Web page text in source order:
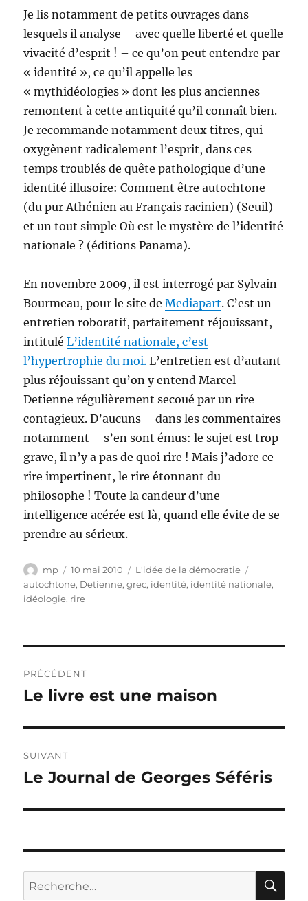
Je lis notamment de petits ouvrages dans
lesquels il analyse – avec quelle liberté et quelle
vivacité d’esprit ! – ce qu’on peut entendre par
« identité », ce qu’il appelle les
« mythidéologies » dont les plus anciennes
remontent à cette antiquité qu’il connaît bien.
Je recommande notamment deux titres, qui
oxygènent radicalement l’esprit, dans ces
temps troublés de quête pathologique d’une
identité illusoire: Comment être autochtone
(du pur Athénien au Français racinien) (Seuil)
et un tout simple Où est le mystère de l’identité
nationale ? (éditions Panama).
En novembre 2009, il est interrogé par Sylvain
Bourmeau, pour le site deMediapart. C’est un
entretien roboratif, parfaitement réjouissant,
intituléL’identité nationale, c’est
l’hypertrophie du moi. L’entretien est d’autant
plus réjouissant qu’on y entend Marcel
Detienne régulièrement secoué par un rire
contagieux. D’aucuns – dans les commentaires
notamment – s’en sont émus: le sujet est trop
grave, il n’y a pas de quoi rire ! Mais j’adore ce
rire impertinent, le rire étonnant du
philosophe ! Toute la candeur d’une
intelligence acérée est là, quand elle évite de se
prendre au sérieux.
Auteur
mp
Publié
le
10 mai 2010 Catégories
L'idée de la démocratie
autochtone, Detienne,grec, identité, identité nationale,
idéologie, rire
de
PRÉCÉDENT
Publication
Le livre est une maison
SUIVANT
Publication
Le Journal de Georges Séféris
Recherche